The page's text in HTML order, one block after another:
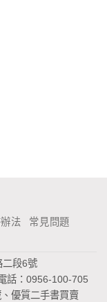
法
常見問題
二段6號
話：0956-100-705
優質二手書買賣